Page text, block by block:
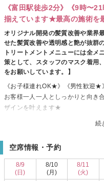
《富田駅徒歩2分》《9時〜
揃えています★最高の施術を
オリジナル開発の髪質改善や業界
せた髪質改善や透明感と艶が抜群
トリートメントメニューには全
策として、スタッフのマスク着用
をお願いしています。】
続
《お子様連れOK★》《男性歓迎★
お客様一人一人としっかりと向き
ザインを叶えます★
髪のコンディションにお悩みの方
透明感とツヤが自慢★SNSで話
ます◎
空席情報・予約
8/9
(日)
8/10
(月)
8/11
(火)